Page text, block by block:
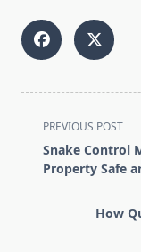
<span
class="nav-
subtitle
PREVIOUS POST
Snake Control
Property Safe
How